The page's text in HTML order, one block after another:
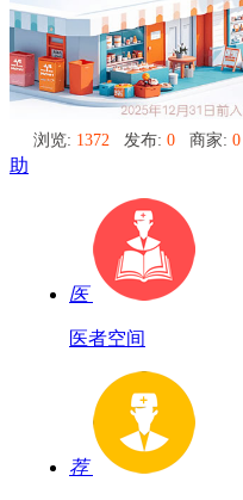
浏览: 1372 发布: 0 商家: 0
助
医
医者空间
荐